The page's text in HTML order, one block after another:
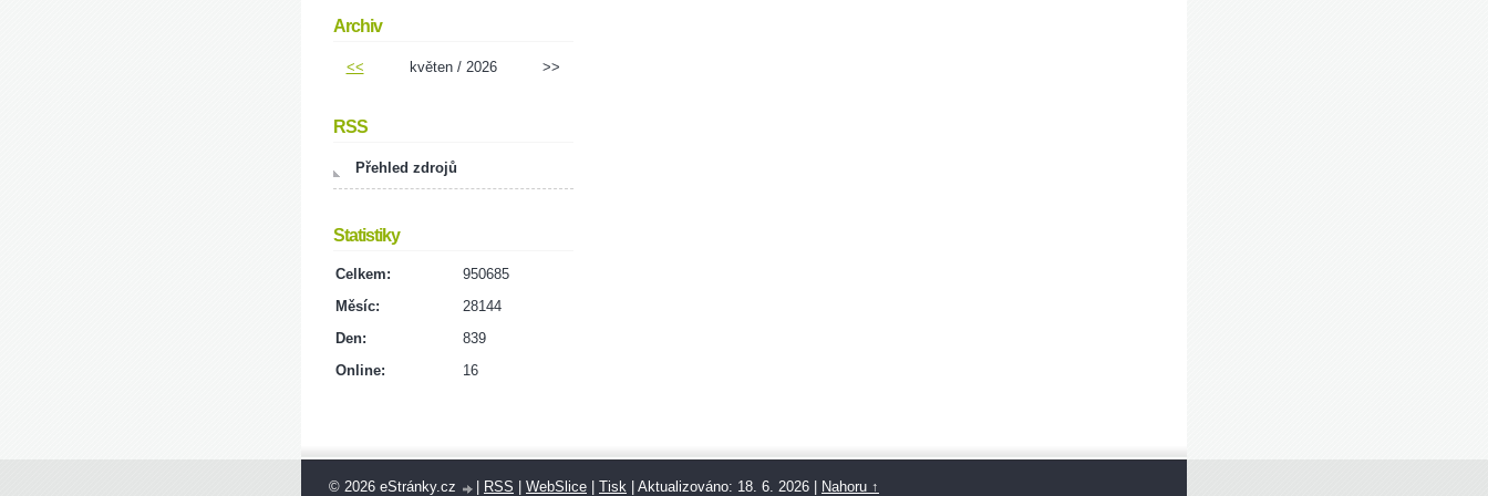
Archiv
<< květen / 2026 >>
RSS
Přehled zdrojů
Statistiky
Online: 16
Celkem:
950685
Měsíc:
28144
Den:
839
© 2026 eStránky.cz RSS WebSlice Tisk Aktualizováno: 18. 6. 2026 Nahoru ↑